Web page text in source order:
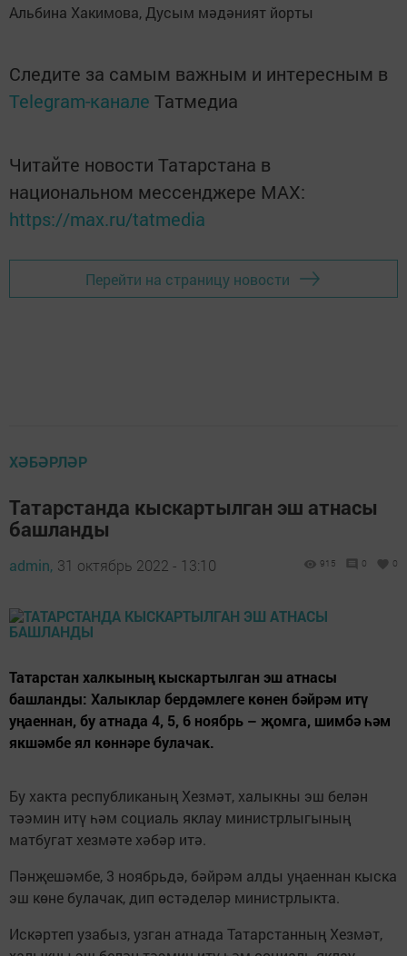
Альбина Хакимова, Дусым мәдәният йорты
Следите за самым важным и интересным в
Telegram-канале Татмедиа
Читайте новости Татарстана в
национальном мессенджере MАХ:
https://max.ru/tatmedia
Перейти на страницу новости
ХӘБӘРЛӘР
Татарстанда кыскартылган эш атнасы
башланды
admin, 31 октябрь 2022 - 13:10 915 0 0
Татарстан халкының кыскартылган эш атнасы
башланды: Халыклар бердәмлеге көнен бәйрәм итү
уңаеннан, бу атнада 4, 5, 6 ноябрь – җомга, шимбә һәм
якшәмбе ял көннәре булачак.
Бу хакта республиканың Хезмәт, халыкны эш белән
тәэмин итү һәм социаль яклау министрлыгының
матбугат хезмәте хәбәр итә.
Пәнҗешәмбе, 3 ноябрьдә, бәйрәм алды уңаеннан кыска
эш көне булачак, дип өстәделәр министрлыкта.
Искәртеп узабыз, узган атнада Татарстанның Хезмәт,